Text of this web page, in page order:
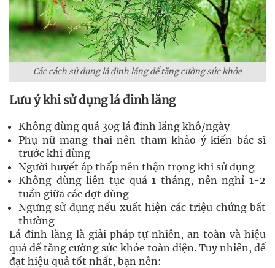
Các cách sử dụng lá đinh lăng để tăng cường sức khỏe
Lưu ý khi sử dụng lá đinh lăng
Không dùng quá 30g lá đinh lăng khô/ngày
Phụ nữ mang thai nên tham khảo ý kiến bác sĩ
trước khi dùng
Người huyết áp thấp nên thận trọng khi sử dụng
Không dùng liên tục quá 1 tháng, nên nghỉ 1-2
tuần giữa các đợt dùng
Ngưng sử dụng nếu xuất hiện các triệu chứng bất
thường
Lá đinh lăng là giải pháp tự nhiên, an toàn và hiệu
quả để tăng cường sức khỏe toàn diện. Tuy nhiên, để
đạt hiệu quả tốt nhất, bạn nên: